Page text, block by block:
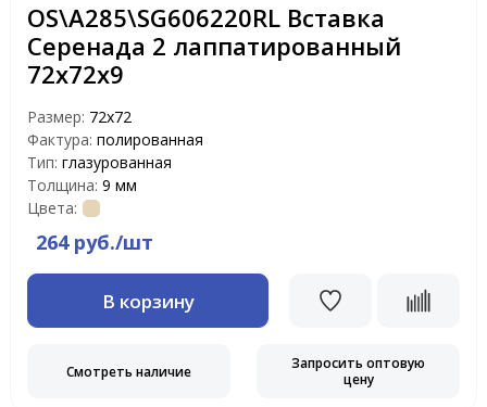
OS\A285\SG606220RL Вставка
Серенада 2 лаппатированный
72х72х9
Размер: 72х72
Фактура: полированная
Тип: глазурованная
Толщина: 9 мм
Цвета:
264 руб./шт
В корзину
Смотреть наличие
Запросить оптовую
цену